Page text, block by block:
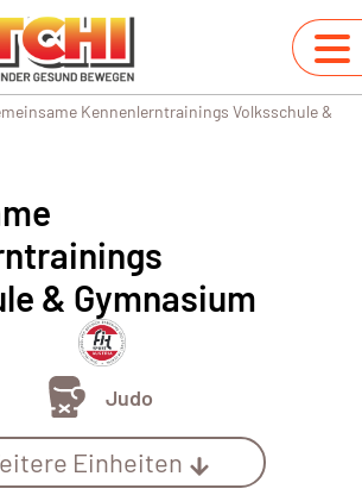
Kennenlerntrainings Volksschule &
& Gymnasium
Judo
Einheiten